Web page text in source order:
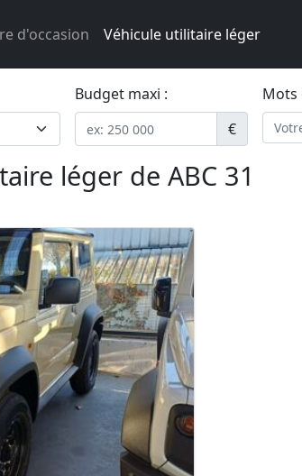
d'occasion Véhicule utilitaire léger
Budget maxi :
€
Mots
léger de ABC 31